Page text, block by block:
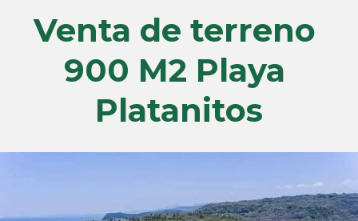
Venta de terreno
900 M2 Playa
Platanitos